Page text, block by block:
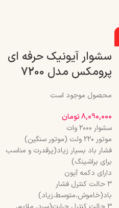
سشوار آیونیک حرفه ای
پرومکس مدل 7200
محصول موجود است
8,090,000تومان
سشوار ۲۰۰۰ وات
موتور ۲۲۰ ولت (موتور سنگین)
فشار باد بسیار زیاد(پرقدرت و مناسب
برای براشینگ)
دارای دکمه آیون
۳ حالت کنترل فشار
باد(خاموش،متوسط،زیاد)